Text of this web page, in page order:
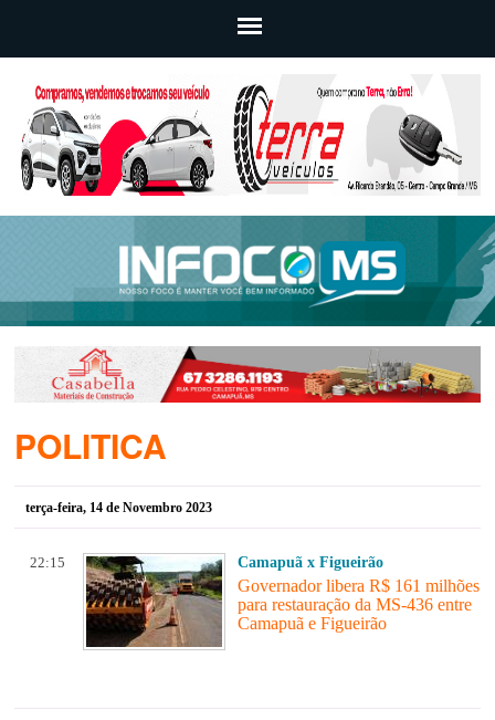
POLITICA
terça-feira, 14 de Novembro 2023
22:15 Camapuã x Figueirão
Governador libera R$ 161 milhões
para restauração da MS-436 entre
Camapuã e Figueirão